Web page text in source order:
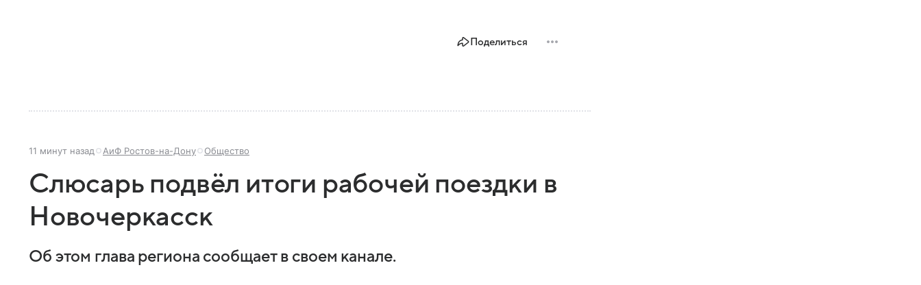
Поделиться
11 минут назад АиФ Ростов-на-Дону Общество
Слюсарь подвёл итоги рабочей поездки в
Новочеркасск
Об этом глава региона сообщает в своем канале.